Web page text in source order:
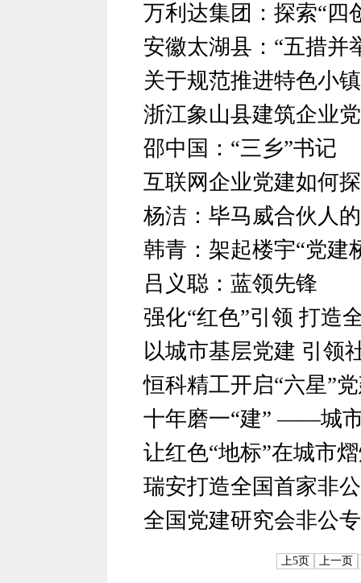
万利达集团：探索“四
安徽太湖县：“五措并
关于规范推进特色小
浙江象山县建筑企业
邵中国：“三乡”书记
互联网企业党建如何
杨洁：毕马威合伙人
韩青：架起楼宇“党建
吕义聪：蓝领先锋
强化“红色”引领 打造
以城市基层党建 引领
恒科精工开启“六星”
十年磨一“建” ——城
让红色“地标”在城市
瑞安打造全国首家非
全国党建研究会非公
上5页 上一页